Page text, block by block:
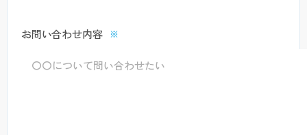
お問い合わせ内容 ※